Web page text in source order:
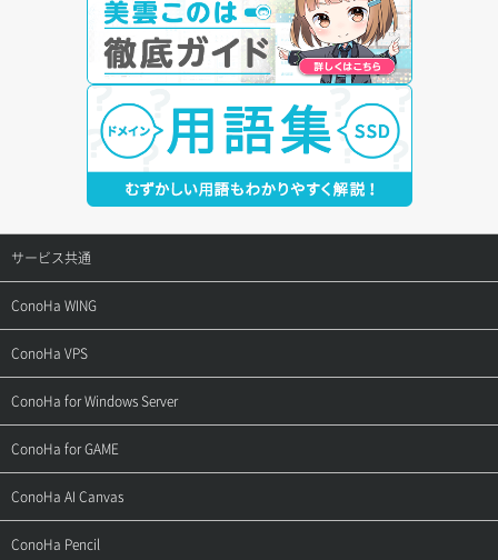
サービス共通
サポートトップ
ご契約・お支払い
用語集
お問い合わせ
ConoHa WING
サポートトップ
ご利用ガイド
お乗り換えガイド
よくある質問
ConoHa VPS
サポートトップ
ご利用ガイド
APIドキュメントVPS2.0
ConoHa for Windows Server
サポートトップ
ご利用ガイド
ConoHa for GAME
サポートトップ
ご利用ガイド
ConoHa AI Canvas
サポートトップ
ConoHa Pencil